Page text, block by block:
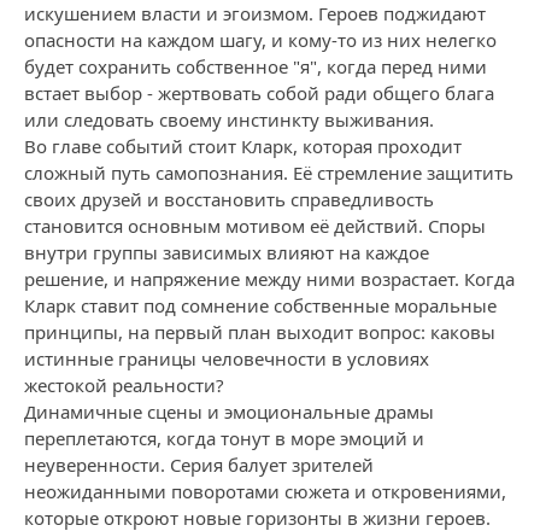
искушением власти и эгоизмом. Героев поджидают
опасности на каждом шагу, и кому-то из них нелегко
будет сохранить собственное "я", когда перед ними
встает выбор - жертвовать собой ради общего блага
или следовать своему инстинкту выживания.
Во главе событий стоит Кларк, которая проходит
сложный путь самопознания. Её стремление защитить
своих друзей и восстановить справедливость
становится основным мотивом её действий. Споры
внутри группы зависимых влияют на каждое
решение, и напряжение между ними возрастает. Когда
Кларк ставит под сомнение собственные моральные
принципы, на первый план выходит вопрос: каковы
истинные границы человечности в условиях
жестокой реальности?
Динамичные сцены и эмоциональные драмы
переплетаются, когда тонут в море эмоций и
неуверенности. Серия балует зрителей
неожиданными поворотами сюжета и откровениями,
которые откроют новые горизонты в жизни героев.